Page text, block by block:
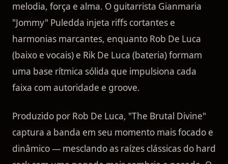
melodia, força e alma. O guitarrista Gianmaria
"Jommy" Puledda injeta riffs cortantes e
harmonias marcantes, enquanto Rob De Luca
(baixo e vocais) e Rik De Luca (bateria) formam
uma base rítmica sólida que impulsiona cada
faixa com autoridade e groove.
Produzido por Rob De Luca, "The Brutal Divine"
captura a banda em seu momento mais focado e
dinâmico — mesclando as raízes clássicas do hard